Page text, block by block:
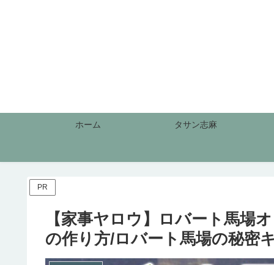
ホーム タサン志麻
PR
【家事ヤロウ】ロバート馬場
の作り方/ロバート馬場の秘密